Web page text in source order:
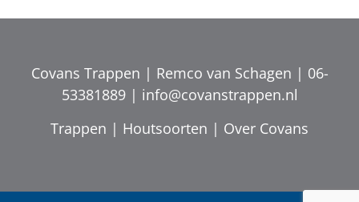
Covans Trappen | Remco van Schagen | 06-
53381889| info@covanstrappen.nl
Trappen | Houtsoorten | Over Covans